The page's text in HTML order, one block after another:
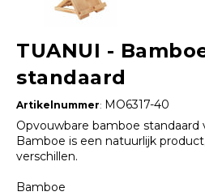
TUANUI -
standaard
Artikelnummer: MO6317-40
Opvouwbare bamboe standaard
Bamboe is een natuurlijk
verschillen.
Bamboe